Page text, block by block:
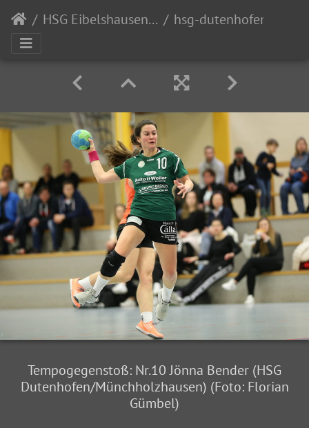
HSG Eibelshausen/Ewersbach
Tempogegenstoß: Nr.10 Jönna Bender (HSG
Dutenhofen/Münchholzhausen) (Foto: Florian
Gümbel)